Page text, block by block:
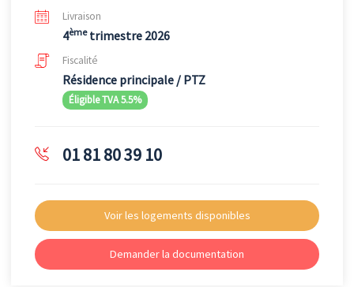
Livraison
4èmetrimestre 2026
Fiscalité
Résidence principale / PTZ
Éligible TVA 5.5%
01 81 80 39 10
Voir les logements disponibles
Demander la documentation